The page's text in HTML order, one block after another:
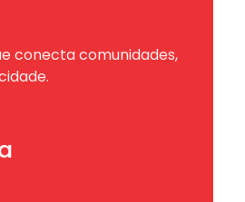
conecta comunidades,